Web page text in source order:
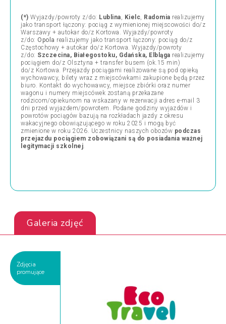
(*) Wyjazdy/powroty z/do: Lublina, Kielc, Radomia realizujemy
jako transport łączony: pociąg z wymienionej miejscowości do/z
Warszawy + autokar do/z Kortowa. Wyjazdy/powroty
z/do: Opola realizujemy jako transport łączony: pociąg do/z
Częstochowy + autokar do/z Kortowa. Wyjazdy/powroty
z/do: Szczecina, Białegostoku, Gdańska, Elbląga realizujemy
pociągiem do/z Olsztyna + transfer busem (ok.15 min)
do/z Kortowa. Przejazdy pociągami realizowane są pod opieką
wychowawcy, bilety wraz z miejscówkami zakupione będą przez
biuro. Kontakt do wychowawcy, miejsce zbiórki oraz numer
wagonu i numery miejscówek zostaną przekazane
rodzicom/opiekunom na wskazany w rezerwacji adres e-mail 3
dni przed wyjazdem/powrotem. Podane godziny wyjazdów i
powrotów pociągów bazują na rozkładach jazdy z okresu
wakacyjnego obowiązującego w roku 2025 i mogą być
zmienione w roku 2026. Uczestnicy naszych obozów podczas
przejazdu pociągiem zobowiązani są do posiadania ważnej
legitymacji szkolnej.
Galeria zdjęć
Zdjęcia
promujące